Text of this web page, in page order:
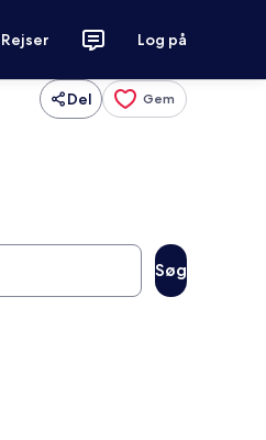
Rejser Log på
Del Gem
Søg